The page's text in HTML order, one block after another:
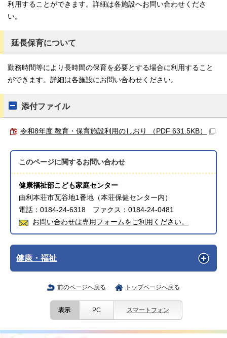
利用することができます。詳細は各施設へお問い合わせくださ
い。
延長保育について
勤務時間等により長時間の保育を必要とする場合に利用すること
ができます。詳細は各施設にお問い合わせください。
添付ファイル
令和8年度 教育・保育施設利用のしおり （PDF 631.5KB）
このページに関するお問い合わせ
健康福祉部こども家庭センター
由利本荘市瓦谷地1番地（本荘保健センター内）
電話：0184-24-6318 ファクス：0184-24-0481
お問い合わせは専用フォームをご利用ください。
健康・福祉
前のページへ戻る トップページへ戻る
表示 PC スマートフォン